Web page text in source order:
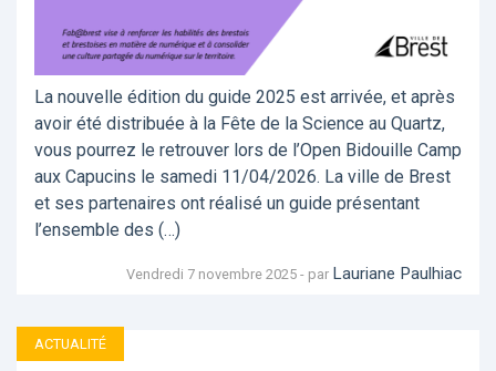
La nouvelle édition du guide 2025 est arrivée, et après
avoir été distribuée à la Fête de la Science au Quartz,
vous pourrez le retrouver lors de l’Open Bidouille Camp
aux Capucins le samedi 11/04/2026. La ville de Brest
et ses partenaires ont réalisé un guide présentant
l’ensemble des (…)
Vendredi 7 novembre 2025 - par Lauriane Paulhiac
ACTUALITÉ